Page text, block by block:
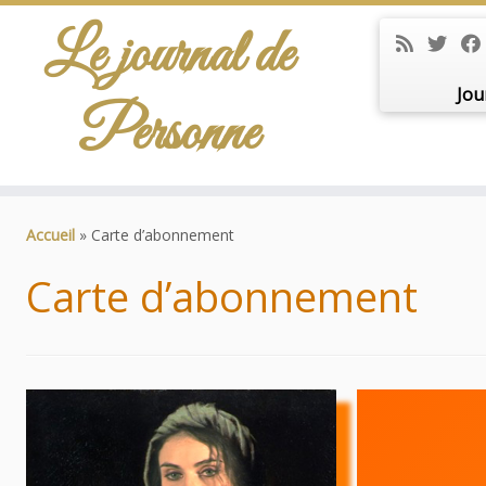
Le journal de
Personne
Accueil » Carte d’abonnement
Carte d’abonnement